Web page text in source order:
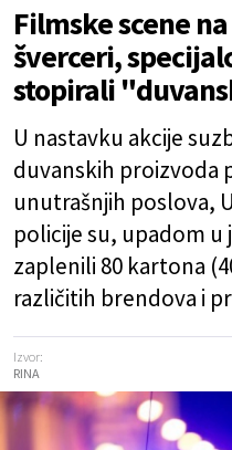
Filmske scene
šverceri,
stopirali
U nastavku akcije
duvanskih proizvoda
unutrašnjih poslova,
policije su, upadom u
zaplenili 80 kartona
različitih brendova i
Izvor:
RINA